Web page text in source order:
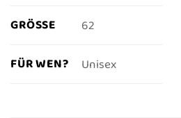
GRÖSSE 62
FÜR WEN? Unisex